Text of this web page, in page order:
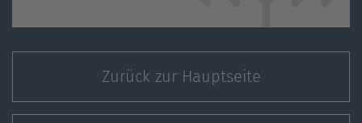
Zurück zur Hauptseite